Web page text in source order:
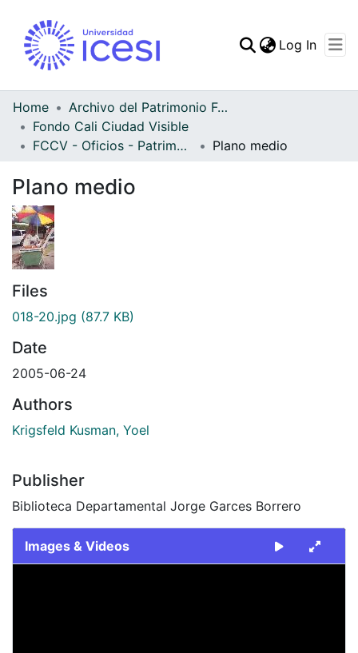
Log In
Home
Archivo del Patrimonio Fotográfico y Fílmico del Valle del Cauca
Fondo Cali Ciudad Visible
FCCV - Oficios - Patrimonial
Plano medio
Plano medio
Files
018-20.jpg (87.7 KB)
Date
2005-06-24
Authors
Krigsfeld Kusman, Yoel
Publisher
Biblioteca Departamental Jorge Garces Borrero
Images & Videos